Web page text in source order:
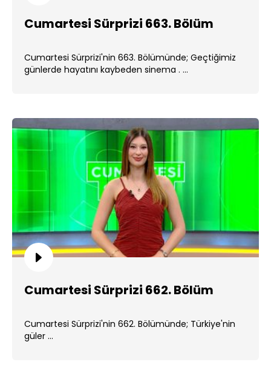
Cumartesi Sürprizi 663. Bölüm
Cumartesi Sürprizi'nin 663. Bölümünde; Geçtiğimiz
günlerde hayatını kaybeden sinema . ...
Cumartesi Sürprizi 662. Bölüm
Cumartesi Sürprizi'nin 662. Bölümünde; Türkiye'nin
güler ...